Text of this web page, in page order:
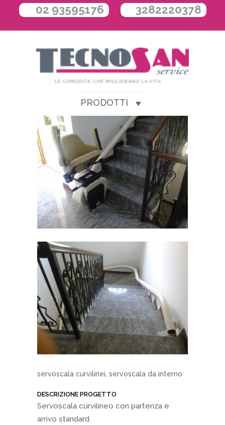
02 93595176 3282220378
PRODOTTI
servoscala curvilinei, servoscala da interno
DESCRIZIONE PROGETTO
Servoscala curvilineo con partenza e
arrivo standard.